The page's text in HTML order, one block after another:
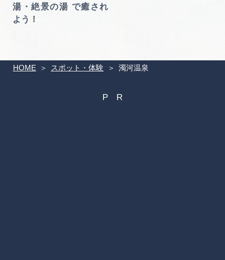
HOME スポット・体験 濁河温泉
湯・絶景の湯 で癒され
よう！